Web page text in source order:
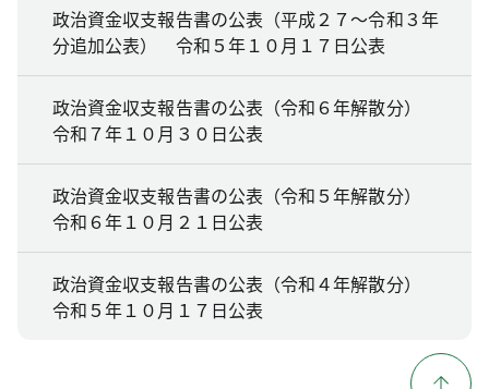
政治資金収支報告書の公表（平成２７～令和３年
分追加公表） 令和５年１０月１７日公表
政治資金収支報告書の公表（令和６年解散分）
令和７年１０月３０日公表
政治資金収支報告書の公表（令和５年解散分）
令和６年１０月２１日公表
政治資金収支報告書の公表（令和４年解散分）
令和５年１０月１７日公表